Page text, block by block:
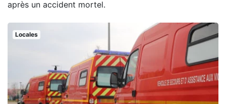
après un accident mortel.
Locales